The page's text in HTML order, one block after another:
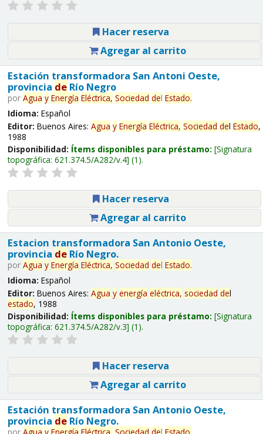
Hacer reserva
Agregar al carrito
Estación transformadora San Antoni Oeste,
provincia deRío Negro
por Agua y Energía Eléctrica, Sociedad del Estado.
Idioma: Español
Editor: Buenos Aires: Agua y Energía Eléctrica, Sociedad del Estado,
1988
Disponibilidad: Ítems disponibles para préstamo: Signatura
topográfica: 621.374.5/A282/v.4 (1).
Hacer reserva
Agregar al carrito
Estacion transformadora San Antonio Oeste,
provincia deRío Negro.
por Agua y Energía Eléctrica, Sociedad del Estado.
Idioma: Español
Editor: Buenos Aires: Agua y energía eléctrica, sociedad del
estado, 1988
Disponibilidad: Ítems disponibles para préstamo: Signatura
topográfica: 621.374.5/A282/v.3 (1).
Hacer reserva
Agregar al carrito
Estación transformadora San Antonio Oeste,
provincia deRío Negro.